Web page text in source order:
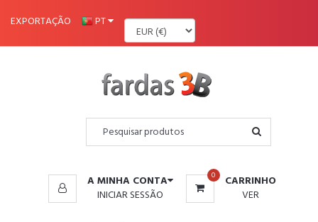
EXPORTAÇÃO PT
A MINHA CONTA
INICIAR SESSÃO
0
CARRINHO
VER
MENU